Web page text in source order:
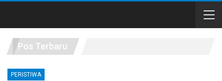
Pos Terbaru
PERISTIWA